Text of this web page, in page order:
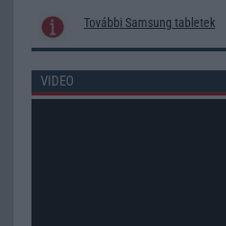
További Samsung tabletek
VIDEO